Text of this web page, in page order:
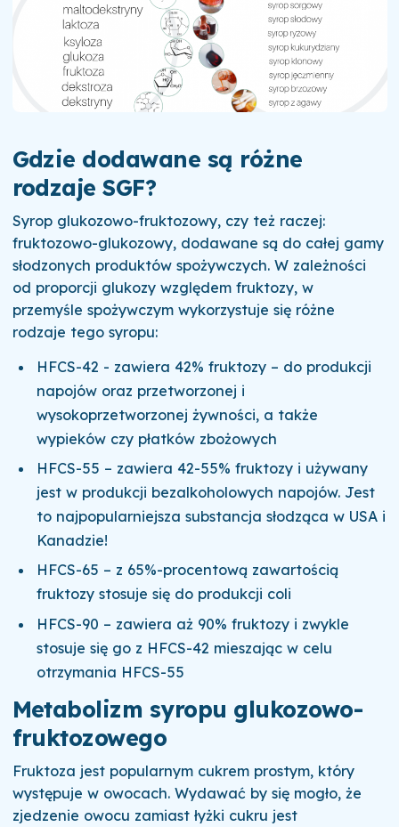
Gdzie dodawane są różne
rodzaje SGF?
Syrop glukozowo-fruktozowy, czy też raczej:
fruktozowo-glukozowy, dodawane są do całej gamy
słodzonych produktów spożywczych. W zależności
od proporcji glukozy względem fruktozy, w
przemyśle spożywczym wykorzystuje się różne
rodzaje tego syropu:
HFCS-42 - zawiera 42% fruktozy – do produkcji
napojów oraz przetworzonej i
wysokoprzetworzonej żywności, a także
wypieków czy płatków zbożowych
HFCS-55 – zawiera 42-55% fruktozy i używany
jest w produkcji bezalkoholowych napojów. Jest
to najpopularniejsza substancja słodząca w USA i
Kanadzie!
HFCS-65 – z 65%-procentową zawartością
fruktozy stosuje się do produkcji coli
HFCS-90 – zawiera aż 90% fruktozy i zwykle
stosuje się go z HFCS-42 mieszając w celu
otrzymania HFCS-55
Metabolizm syropu glukozowo-
fruktozowego
Fruktoza jest popularnym cukrem prostym, który
występuje w owocach. Wydawać by się mogło, że
zjedzenie owocu zamiast łyżki cukru jest